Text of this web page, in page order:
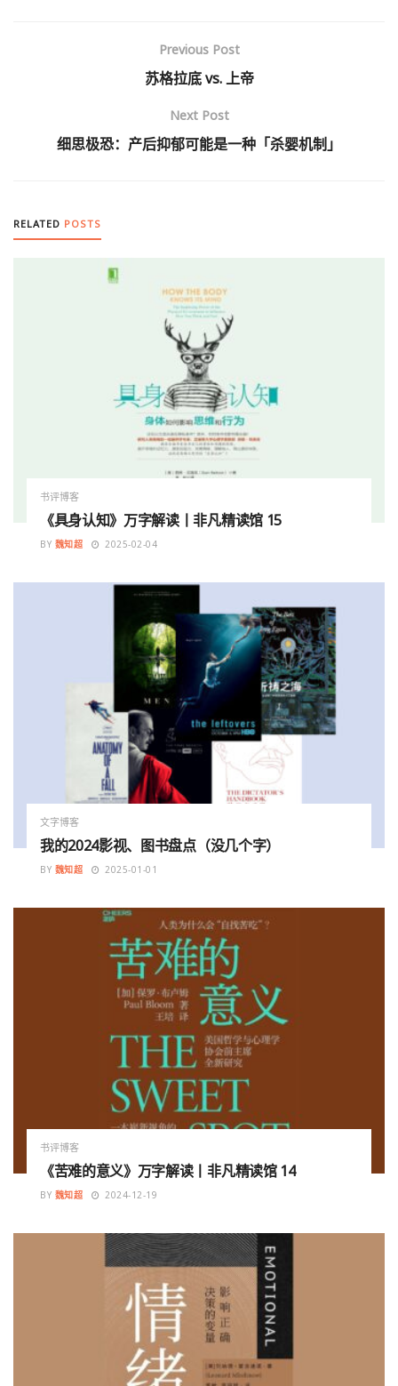
Previous Post
苏格拉底 vs. 上帝
Next Post
细思极恐：产后抑郁可能是一种「杀婴机制」
RELATED POSTS
书评博客
《具身认知》万字解读丨非凡精读馆 15
BY 魏知超 2025-02-04
文字博客
我的2024影视、图书盘点（没几个字）
BY 魏知超 2025-01-01
书评博客
《苦难的意义》万字解读丨非凡精读馆 14
BY 魏知超 2024-12-19